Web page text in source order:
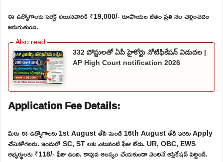
ఈ ఉద్యోగాలకు సెలెక్ట్ అయినవారికి ₹19,000/- రూపాయల జీతం ప్రతి నెల చెల్లించడం
జరుగుతుంది.
332 పోస్టులతో ఏపీ హైకోర్టు నోటిఫికేషన్ విడుదల |
AP High Court notification 2026
Application Fee Details:
మీరు ఈ ఉద్యోగాలకు 1st August తేదీ నుండి 16th August తేదీ వరకు Apply
చేసుకోగలరు. ఇందులో SC, ST లకు ఎటువంటి ఫీజు లేదు. UR, OBC, EWS
అభ్యర్థులకు ₹118/- ఫీజు ఉంది. కావున ఆలస్యం చేయకుండా వెంటనే అప్లికేషన్ పెట్టండి.